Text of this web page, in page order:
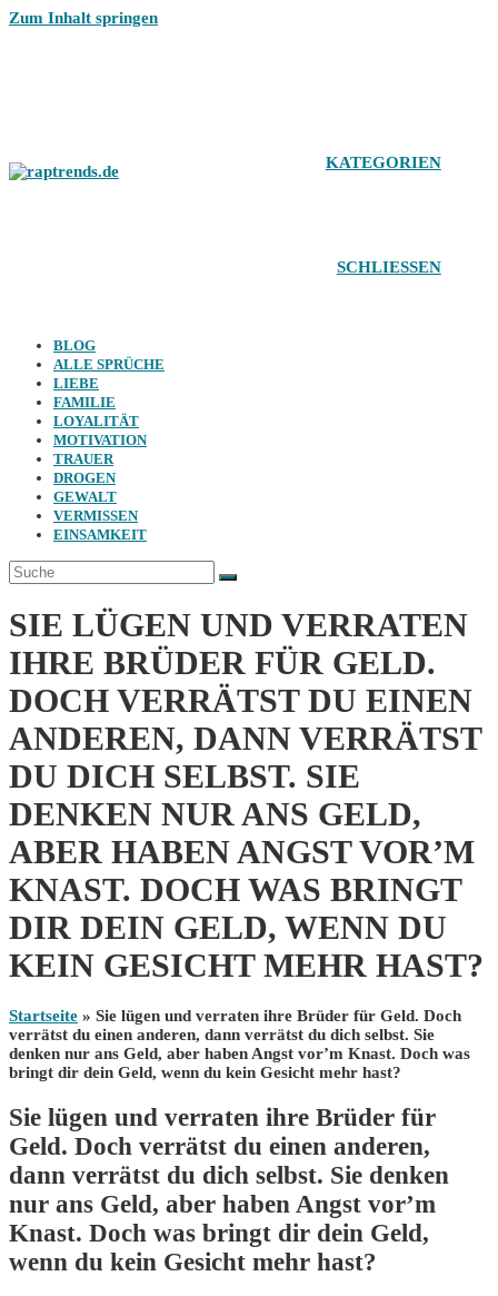
Zum Inhalt springen
KATEGORIEN
SCHLIESSEN
BLOG
ALLE SPRÜCHE
LIEBE
FAMILIE
LOYALITÄT
MOTIVATION
TRAUER
DROGEN
GEWALT
VERMISSEN
EINSAMKEIT
SIE LÜGEN UND VERRATEN
IHRE BRÜDER FÜR GELD.
DOCH VERRÄTST DU EINEN
ANDEREN, DANN VERRÄTST
DU DICH SELBST. SIE
DENKEN NUR ANS GELD,
ABER HABEN ANGST VOR’M
KNAST. DOCH WAS BRINGT
DIR DEIN GELD, WENN DU
KEIN GESICHT MEHR HAST?
Startseite » Sie lügen und verraten ihre Brüder für Geld. Doch
verrätst du einen anderen, dann verrätst du dich selbst. Sie
denken nur ans Geld, aber haben Angst vor’m Knast. Doch was
bringt dir dein Geld, wenn du kein Gesicht mehr hast?
Sie lügen und verraten ihre Brüder für
Geld. Doch verrätst du einen anderen,
dann verrätst du dich selbst. Sie denken
nur ans Geld, aber haben Angst vor’m
Knast. Doch was bringt dir dein Geld,
wenn du kein Gesicht mehr hast?